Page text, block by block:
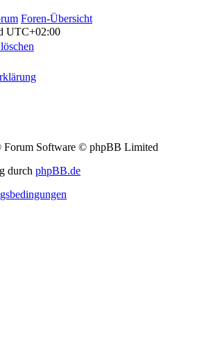
Foren-Übersicht
UTC+02:00
Software © phpBB Limited
durch phpBB.de